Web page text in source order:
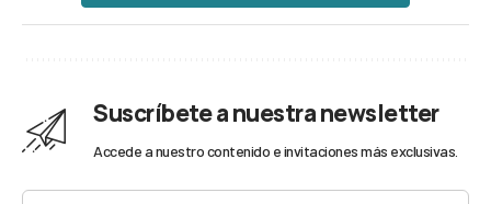
Suscríbete a nuestra newsletter
Accede a nuestro contenido e invitaciones más exclusivas.